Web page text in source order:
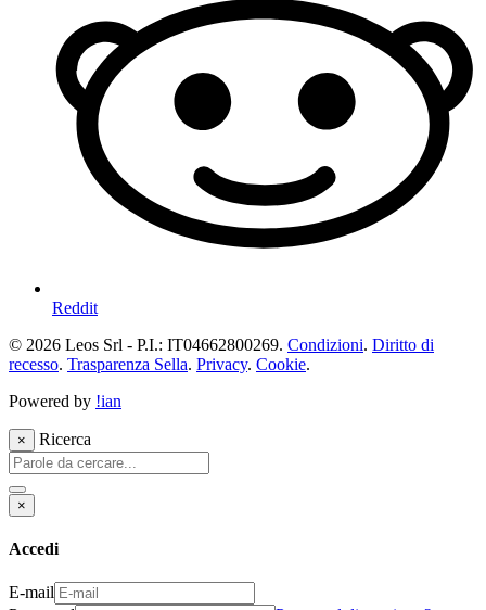
Reddit
© 2026 Leos Srl - P.I.: IT04662800269. Condizioni. Diritto di
recesso. Trasparenza Sella. Privacy. Cookie.
Powered by !ian
× Ricerca
×
Accedi
E-mail